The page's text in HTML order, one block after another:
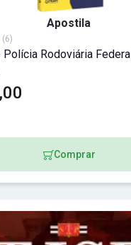
Apostila
(6)
Rodoviária
Comprar